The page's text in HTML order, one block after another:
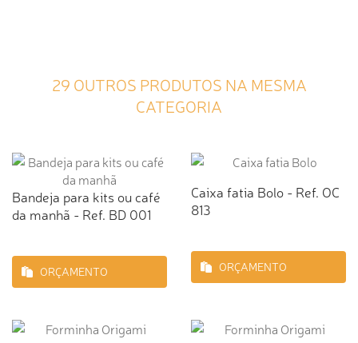
29 OUTROS PRODUTOS NA MESMA
CATEGORIA
Bandeja para kits ou café
da manhã - Ref. BD 001
ORÇAMENTO
Caixa fatia Bolo - Ref. OC
813
ORÇAMENTO